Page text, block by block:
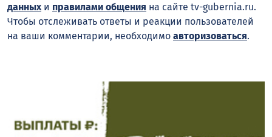
данныхи правилами общения на сайте tv-gubernia.ru.
Чтобы отслеживать ответы и реакции пользователей
на ваши комментарии, необходимо авторизоваться.